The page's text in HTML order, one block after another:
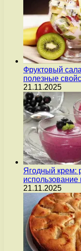
Фруктовый
полезные
21.11.2025
Ягодный крем:
использование
21.11.2025